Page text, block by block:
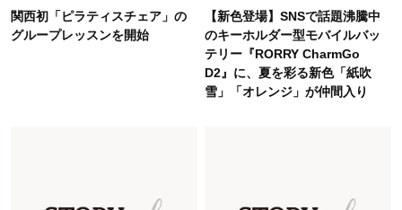
Fashion
オシャレ40代の【ワンピ＆オールインワン】最
旬着こなし3選。地味見え回避のコツは「バッグ
関西初「ピラティスチェア」の
グループレッスンを開始
【新色登場】SNSで話題沸騰中
のキーホルダー型モバイルバッ
テリー『RORRY CharmGo
D2』に、夏を彩る新色「紙吹
雪」「オレンジ」が仲間入り